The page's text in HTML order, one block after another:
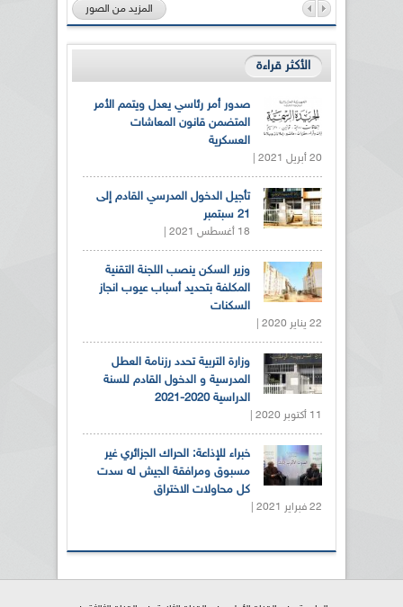
المزيد من الصور
الأكثر قراءة
صدور أمر رئاسي يعدل ويتمم الأمر
المتضمن قانون المعاشات
العسكرية
20 أبريل 2021 |
تأجيل الدخول المدرسي القادم إلى
21 سبتمبر
18 أغسطس 2021 |
وزير السكن ينصب اللجنة التقنية
المكلفة بتحديد أسباب عيوب انجاز
السكنات
22 يناير 2020 |
وزارة التربية تحدد رزنامة العطل
المدرسية و الدخول القادم للسنة
الدراسية 2020-2021
11 أكتوبر 2020 |
خبراء للإذاعة: الحراك الجزائري غير
مسبوق ومرافقة الجيش له سدت
كل محاولات الاختراق
22 فبراير 2021 |